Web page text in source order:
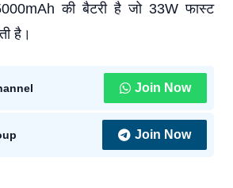
की बैटरी है जो 33W फास्ट
है।
Join Now
Join Now